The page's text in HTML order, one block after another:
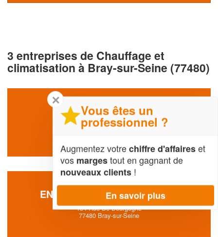
3 entreprises de Chauffage et
climatisation à Bray-sur-Seine (77480)
ECLIPS SARL
7 Rue Antoine Lavoisier
77480 Bray-sur-Seine
ENTREPRISE PLOMBAT (SAS)
154 Rue De Bourgogne
77480 Bray-sur-Seine
✕
Vous êtes un
professionnel ?
Augmentez votrechiffre d'affaireset
vos margestout en gagnant de
nouveaux clients !
En savoir plus